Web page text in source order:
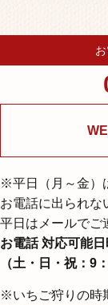
※平⽇（⽉～⾦）
お電話に出られな
平日はメールでご
お電話 対応可能日
（⼟・⽇・祝：9
※いちご狩りの時